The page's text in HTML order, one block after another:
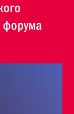
форума